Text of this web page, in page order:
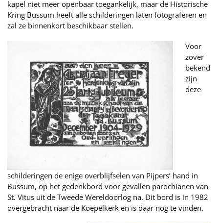
kapel niet meer openbaar toegankelijk, maar de Historische
Kring Bussum heeft alle schilderingen laten fotograferen en
zal ze binnenkort beschikbaar stellen.
Voor
zover
bekend
zijn
deze
schilderingen de enige overblijfselen van Pijpers’ hand in
Bussum, op het gedenkbord voor gevallen parochianen van
St. Vitus uit de Tweede Wereldoorlog na. Dit bord is in 1982
overgebracht naar de Koepelkerk en is daar nog te vinden.